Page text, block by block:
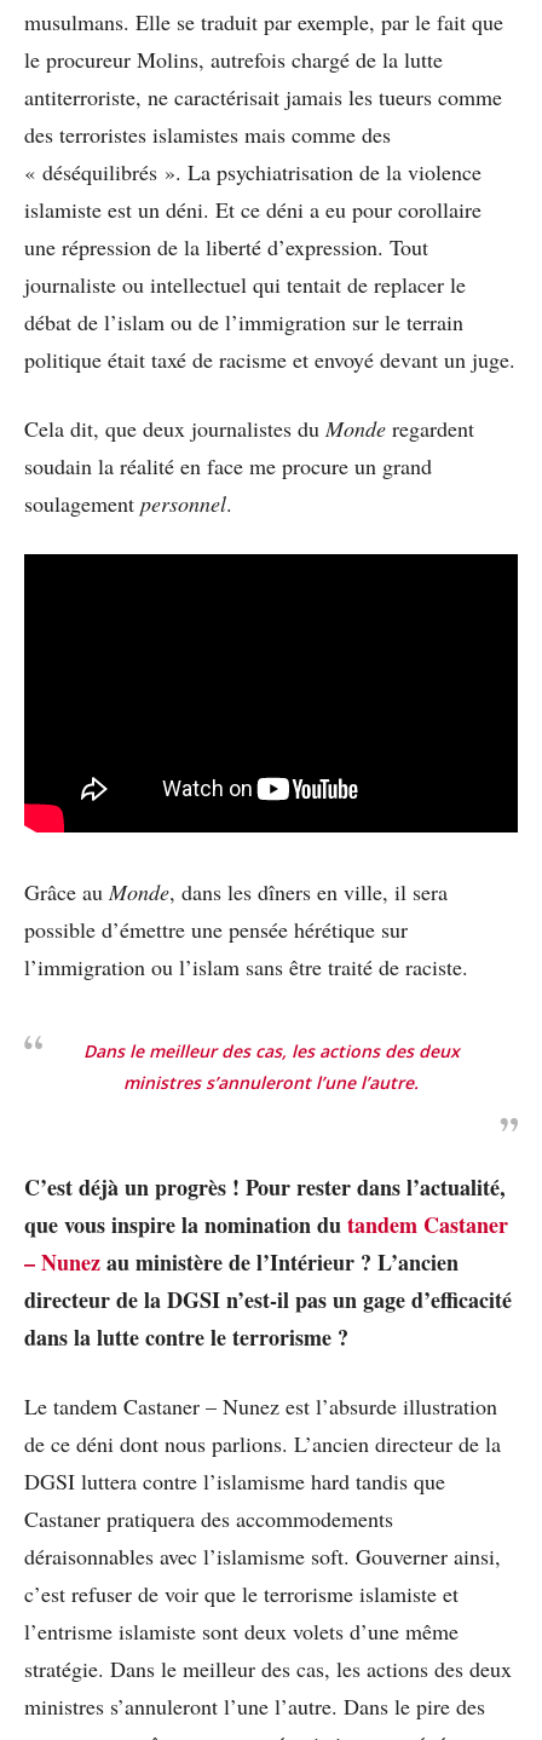
musulmans. Elle se traduit par exemple, par le fait que
le procureur Molins, autrefois chargé de la lutte
antiterroriste, ne caractérisait jamais les tueurs comme
des terroristes islamistes mais comme des
« déséquilibrés ». La psychiatrisation de la violence
islamiste est un déni. Et ce déni a eu pour corollaire
une répression de la liberté d’expression. Tout
journaliste ou intellectuel qui tentait de replacer le
débat de l’islam ou de l’immigration sur le terrain
politique était taxé de racisme et envoyé devant un juge.
Cela dit, que deux journalistes duMonde regardent
soudain la réalité en face me procure un grand
soulagement personnel.
Grâce auMonde, dans les dîners en ville, il sera
possible d’émettre une pensée hérétique sur
l’immigration ou l’islam sans être traité de raciste.
Dans le meilleur des cas, les actions des deux
ministres s’annuleront l’une l’autre.
C’est déjà un progrès ! Pour rester dans l’actualité,
que vous inspire la nomination dutandem Castaner
– Nunezau ministère de l’Intérieur ? L’ancien
directeur de la DGSI n’est-il pas un gage d’efficacité
dans la lutte contre le terrorisme ?
Le tandem Castaner – Nunez est l’absurde illustration
de ce déni dont nous parlions. L’ancien directeur de la
DGSI luttera contre l’islamisme hard tandis que
Castaner pratiquera des accommodements
déraisonnables avec l’islamisme soft. Gouverner ainsi,
c’est refuser de voir que le terrorisme islamiste et
l’entrisme islamiste sont deux volets d’une même
stratégie. Dans le meilleur des cas, les actions des deux
ministres s’annuleront l’une l’autre. Dans le pire des